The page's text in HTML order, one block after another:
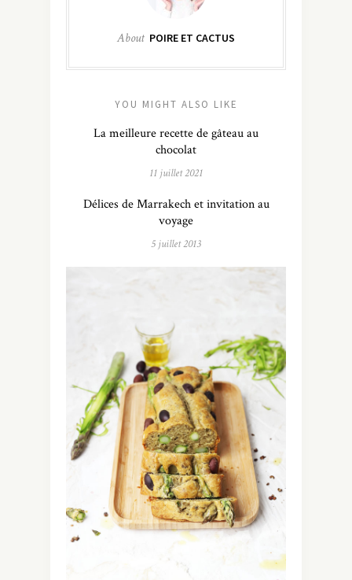
About POIRE ET CACTUS
YOU MIGHT ALSO LIKE
La meilleure recette de gâteau au
chocolat
11 juillet 2021
Délices de Marrakech et invitation au
voyage
5 juillet 2013